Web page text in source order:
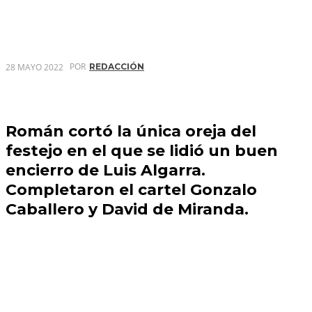
28 MAYO 2022 POR REDACCIÓN
Román cortó la única oreja del
festejo en el que se lidió un buen
encierro de Luis Algarra.
Completaron el cartel Gonzalo
Caballero y David de Miranda.